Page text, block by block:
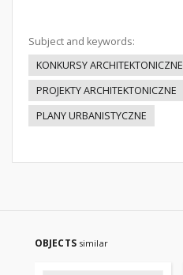
Subject and keywords:
KONKURSY ARCHITEKTONICZNE
PROJEKTY ARCHITEKTONICZNE
PLANY URBANISTYCZNE
OBJECTS similar